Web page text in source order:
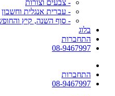
- צבעים וצורות
- עברית אנגלית וחשבון
- סוף השנה, קיץ
בלוג
התחברות
08-9467997
התחברות
08-9467997